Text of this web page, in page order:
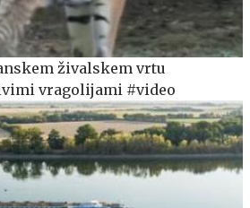
živalskem vrtu
vragolijami #video